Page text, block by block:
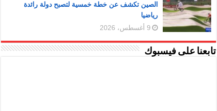
الصين تكشف عن خطة خمسية لتصبح دولة رائدة
رياضيا
9 أغسطس، 2026
تابعنا على فيسبوك